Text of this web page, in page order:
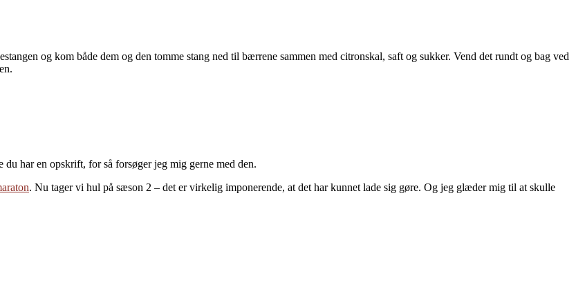
og kom både dem og den tomme stang ned til bærrene sammen med citronskal, saft og sukker. Vend det rundt og bag ved
har en opskrift, for så forsøger jeg mig gerne med den.
. Nu tager vi hul på sæson 2 – det er virkelig imponerende, at det har kunnet lade sig gøre. Og jeg glæder mig til at skulle